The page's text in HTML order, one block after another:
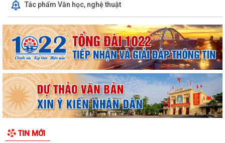
Tác phẩm Văn học, nghệ thuật
TIN MỚI
năm 2026 cho đội ngũ cán bộ quản...
PHƯỜNG AN DƯƠNG TRIỂN KHAI QUYẾT LIỆT CHIẾN DỊCH 90 NGÀY
LÀM SẠCH, LÀM GIÀU, CHUẨN HÓA DỮ LIỆU...
PHƯỜNG AN DƯƠNG KHÁNH THÀNH NHÀ ĐẠI ĐOÀN KẾT TẠI TỔ DÂN
PHỐ NAM HÀ
ỦY BAN MTTQ VIỆT NAM PHƯỜNG AN DƯƠNG TỔ CHỨC HỘI NGHỊ LẦN
THỨ 4, NHIỆM KỲ 2025 – 2030
đình chính sách nhân kỷ niệm 79...